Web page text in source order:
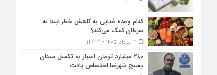
کدام وعده غذایی به کاهش خطر ابتلا به
سرطان کمک می‌کند؟
۲۸۰ میلیارد تومان اعتبار به تکمیل میدان
بسیج شهرضا اختصاص یافت